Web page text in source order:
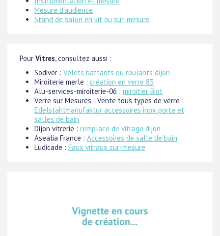
Mesure d'audience
Stand de salon en kit ou sur-mesure
Pour Vitres, consultez aussi :
Sodiver : Volets battants ou roulants dijon
Miroiterie merle : création en verre 83
Alu-services-miroiterie-06 : miroitier Biot
Verre sur Mesures - Vente tous types de verre :
Edelstahlmanufaktur accessoires inox porte et
salles de bain
Dijon vitrerie : remplace de vitrage dijon
Asealia France : Accessoires de salle de bain
Ludicade : Faux vitraux sur-mesure